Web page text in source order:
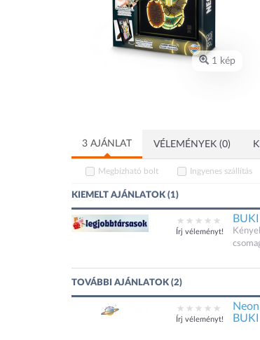
1 kép
3 AJÁNLAT VÉLEMÉNYEK (0)
Megbízható bolt Ingyenes szállítás
KIEMELT AJÁNLATOK (1)
Írj véleményt!
TOVÁBBI AJÁNLATOK (2)
Írj véleményt!
BUKI